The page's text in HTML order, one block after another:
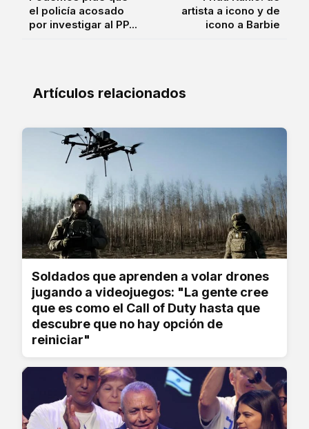
el policía acosado
por investigar al PP...
artista a icono y de
icono a Barbie
Artículos relacionados
Soldados que aprenden a volar drones
jugando a videojuegos: "La gente cree
que es como el Call of Duty hasta que
descubre que no hay opción de
reiniciar"